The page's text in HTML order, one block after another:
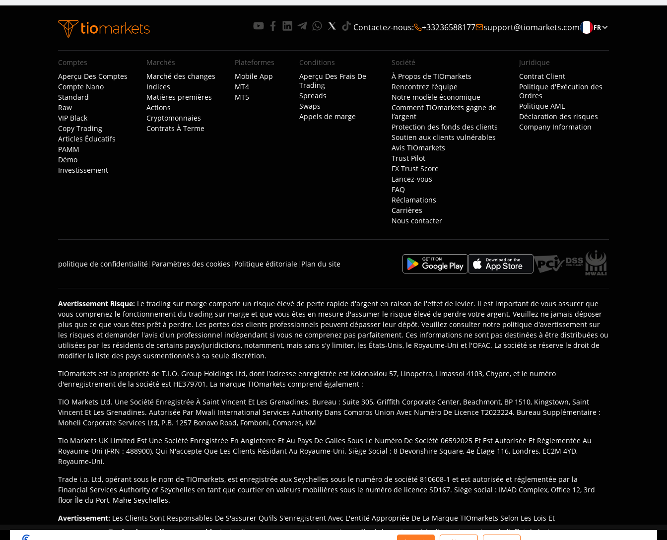
Contactez-nous: +33236588177 support@tiomarkets.com FR
Comptes
Aperçu Des Comptes
Compte Nano
Standard
Raw
VIP Black
Copy Trading
Articles Éducatifs
PAMM
Démo
Investissement
Marchés
Marché des changes
Indices
Matières premières
Actions
Cryptomonnaies
Contrats À Terme
Plateformes
Mobile App
MT4
MT5
Conditions
Aperçu Des Frais De
Trading
Spreads
Swaps
Appels de marge
Société
À Propos de TIOmarkets
Rencontrez l’équipe
Notre modèle économique
Comment TIOmarkets gagne de
l’argent
Protection des fonds des clients
Soutien aux clients vulnérables
Avis TIOmarkets
Trust Pilot
FX Trust Score
Lancez-vous
FAQ
Réclamations
Carrières
Nous contacter
Juridique
Contrat Client
Politique d'Exécution des
Ordres
Politique AML
Déclaration des risques
Company Information
politique de confidentialité| Paramètres des cookies | Politique éditoriale| Plan du site
Avertissement Risque: Le trading sur marge comporte un risque élevé de perte rapide d'argent en raison de l'effet de levier. Il est important de vous assurer que
vous comprenez le fonctionnement du trading sur marge et que vous êtes en mesure d'assumer le risque élevé de perdre votre argent. Veuillez ne jamais déposer
plus que ce que vous êtes prêt à perdre. Les pertes des clients professionnels peuvent dépasser leur dépôt. Veuillez consulter notre politique d'avertissement sur
les risques et demander l'avis d'un professionnel indépendant si vous ne comprenez pas parfaitement. Ces informations ne sont pas destinées à être distribuées ou
utilisées par les résidents de certains pays/juridictions, notamment, mais sans s'y limiter, les États-Unis, le Royaume-Uni et l'OFAC. La société se réserve le droit de
modifier la liste des pays susmentionnés à sa seule discrétion.
TIOmarkets est la propriété de T.I.O. Group Holdings Ltd, dont l'adresse enregistrée est Kolonakiou 57, Linopetra, Limassol 4103, Chypre, et le numéro
d'enregistrement de la société est HE379701. La marque TIOmarkets comprend également :
TIO Markets Ltd. Une Société Enregistrée À Saint Vincent Et Les Grenadines. Bureau : Suite 305, Griffith Corporate Center, Beachmont, BP 1510, Kingstown, Saint
Vincent Et Les Grenadines. Autorisée Par Mwali International Services Authority Dans Comoros Union Avec Numéro De Licence T2023224. Bureau Supplémentaire :
Moheli Corporate Services Ltd, P.B. 1257 Bonovo Road, Fomboni, Comores, KM
Tio Markets UK Limited Est Une Société Enregistrée En Angleterre Et Au Pays De Galles Sous Le Numéro De Société 06592025 Et Est Autorisée Et Réglementée Au
Royaume-Uni (FRN : 488900), Qui N'accepte Que Les Clients Résidant Au Royaume-Uni. Siège Social : 8 Devonshire Square, 4e Étage 116, Londres, EC2M 4YD,
Royaume-Uni.
Trade i.o. Ltd, opérant sous le nom de TIOmarkets, est enregistrée aux Seychelles sous le numéro de société 810608-1 et est autorisée et réglementée par la
Financial Services Authority of Seychelles en tant que courtier en valeurs mobilières sous le numéro de licence SD167. Siège social : IMAD Complex, Office 12, 3rd
floor Île du Port, Mahe Seychelles.
Avertissement: Les Clients Sont Responsables De S'assurer Qu'ils S'enregistrent Avec L'entité Appropriée De La Marque TIOmarkets Selon Les Lois Et
Réglementations De Leur Juridiction. L'accès Aux Produits Ou Services Peut Être Soumis À Des Restrictions Légales Locales, Et Toutes Les Offres Ne Sont Pas
Tradez de manière responsable :Le trading sur marge comporte un risque élevé de perte rapide d'argent en raison de l'effet de levier.